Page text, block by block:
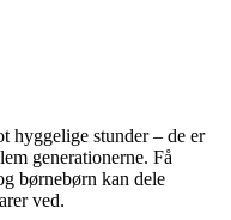
hyggelige stunder – de er
generationerne. Få
børnebørn kan dele
ved.